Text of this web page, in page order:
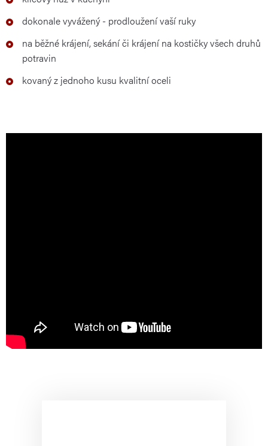
dokonale vyvážený - prodloužení vaší ruky
na běžné krájení, sekání či krájení na kostičky všech druhů
potravin
kovaný z jednoho kusu kvalitní oceli